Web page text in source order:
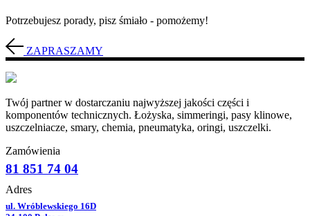
Potrzebujesz porady, pisz śmiało - pomożemy!
ZAPRASZAMY
Twój partner w dostarczaniu najwyższej jakości części i
komponentów technicznych. Łożyska, simmeringi, pasy klinowe,
uszczelniacze, smary, chemia, pneumatyka, oringi, uszczelki.
Zamówienia
81 851 74 04
Adres
ul. Wróblewskiego 16D